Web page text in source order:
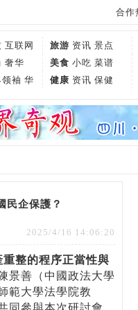
合作
互联网 旅游 资讯 景点
奢华 美食 小吃 菜谱
袖 华
健康 资讯 保健
民企保護？
2025/4/16 14:06:20
重整的程序正當性與
景善（中國政法大學
範大學法學院教
同參與本次研討會